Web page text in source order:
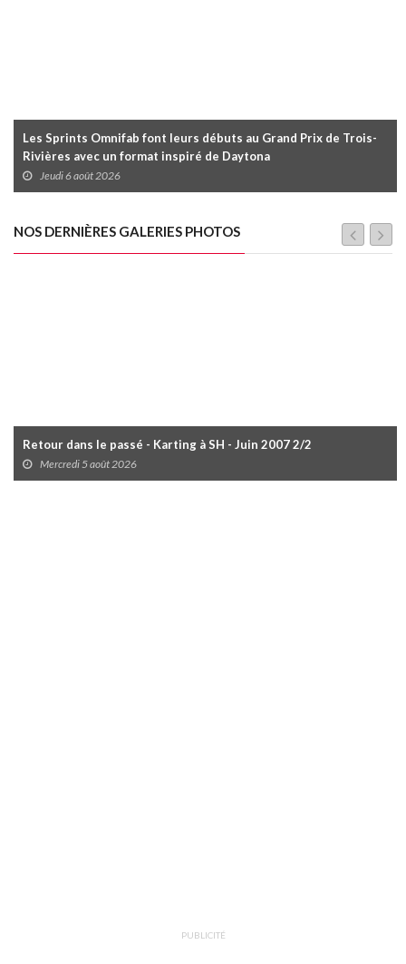
Les Sprints Omnifab font leurs débuts au Grand Prix de Trois-
Rivières avec un format inspiré de Daytona
Jeudi 6 août 2026
NOS DERNIÈRES GALERIES PHOTOS
Retour dans le passé - Karting à SH - Juin 2007 2/2
Mercredi 5 août 2026
PUBLICITÉ